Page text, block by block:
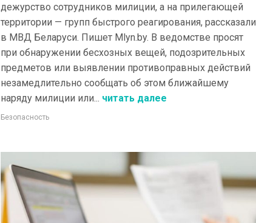
дежурство сотрудников милиции, а на прилегающей
территории — групп быстрого реагирования, рассказали
в МВД Беларуси. Пишет Mlyn.by. В ведомстве просят
при обнаружении бесхозных вещей, подозрительных
предметов или выявлении противоправных действий
незамедлительно сообщать об этом ближайшему
наряду милиции или... читать далее
Безопасность